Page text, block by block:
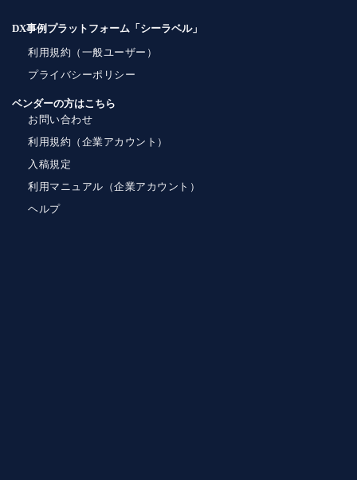
DX事例プラットフォーム「シーラベル」
利用規約（一般ユーザー）
プライバシーポリシー
ベンダーの方はこちら
お問い合わせ
利用規約（企業アカウント）
入稿規定
利用マニュアル（企業アカウント）
ヘルプ